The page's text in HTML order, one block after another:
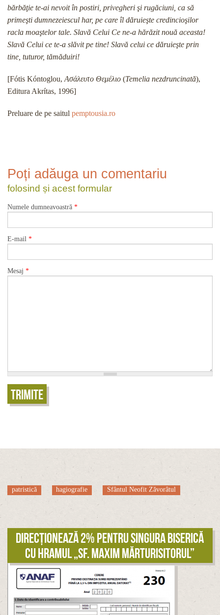
bărbăţie te-ai nevoit în postiri, privegheri şi rugăciuni, ca să
primeşti dumnezeiescul har, pe care îl dăruieşte credincioşilor
racla moaştelor tale. Slavă Celui Ce ne-a hărăzit nouă aceasta!
Slavă Celui ce te-a slăvit pe tine! Slavă celui ce dăruieşte prin
tine, tuturor, tămăduiri!
[Fótis Kóntoglou, Ασάλευτο Θεμέλιο (Temelia nezdruncinată),
Editura Akrítas, 1996]
Preluare de pe saitul pemptousia.ro
Poți adăuga un comentariu
folosind și acest formular
Numele dumneavoastră *
E-mail *
Mesaj *
Trimite
patristică hagiografie Sfântul Neofit Zăvorâtul
Direcționează 2% pentru singura biserică
cu hramul „Sf. Maxim Mărturisitorul”